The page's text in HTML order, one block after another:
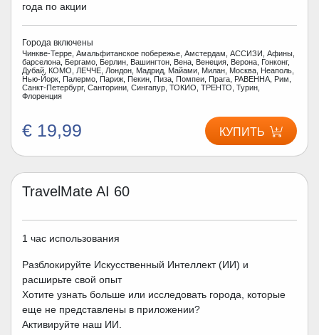
года по акции
Города включены
Чинкве-Терре, Амальфитанское побережье, Амстердам, АССИЗИ, Афины,
барселона, Бергамо, Берлин, Вашингтон, Вена, Венеция, Верона, Гонконг,
Дубай, КОМО, ЛЕЧЧЕ, Лондон, Мадрид, Майами, Милан, Москва, Неаполь,
Нью-Йорк, Палермо, Париж, Пекин, Пиза, Помпеи, Прага, РАВЕННА, Рим,
Санкт-Петербург, Санторини, Сингапур, ТОКИО, ТРЕНТО, Турин,
Флоренция
€ 19,99 КУПИТЬ
TravelMate AI 60
1 час использования
Разблокируйте Искусственный Интеллект (ИИ) и
расширьте свой опыт
Хотите узнать больше или исследовать города, которые
еще не представлены в приложении?
Активируйте наш ИИ.